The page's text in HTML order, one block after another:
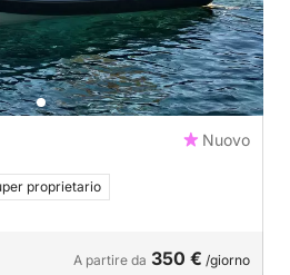
Nuovo
proprietario
A partire da 350 € /giorno